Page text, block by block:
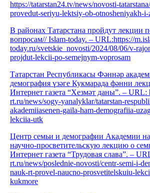
https://tatarstan24.tv/news/novosti-
provedut-seriyu-lektsiy-ob-otnosheniyakh-i-
В районах Татарстана пройдут лекции
вопросам// Islam-today. – URL:https://
today.ru/svetskie_novosti/2024/08/06/v-
projdut-lekcii-po-semejnym-voprosam
Татарстан Республикасы Фәннәр
демография үзәге Кукмарада фәнни
Интернет газета “Хезмәт даны”. – URL:
rt.ru/news/sogy-yanalyklar/tatarstan-
akademiiasenen-gaila-ham-demografiia-
lekciia-utk
Центр семьи и демографии Академии
научно-просветительскую лекцию о
Интернет газета “Трудовая слава”. –
rt.ru/news/poslednie-novosti/centr-semi-i-
nauk-rt-provel-naucno-prosvetitelskuiu-
kukmore